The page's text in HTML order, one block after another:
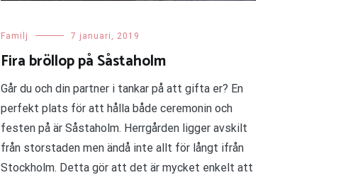
Familj 7 januari, 2019
Fira bröllop på Såstaholm
Går du och din partner i tankar på att gifta er? En
perfekt plats för att hålla både ceremonin och
festen på är Såstaholm. Herrgården ligger avskilt
från storstaden men ändå inte allt för långt ifrån
Stockholm. Detta gör att det är mycket enkelt att